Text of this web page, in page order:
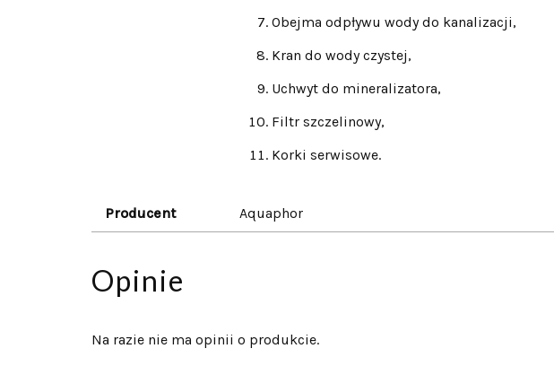
Obejma odpływu wody do kanalizacji,
Kran do wody czystej,
Uchwyt do mineralizatora,
Filtr szczelinowy,
Korki serwisowe.
Producent Aquaphor
Opinie
Na razie nie ma opinii o produkcie.